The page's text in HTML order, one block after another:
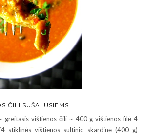
ČILI SUŠALUSIEMS
greitasis vištienos čili ~ 400 g vištienos filė 4
stiklinės vištienos sultinio skardinė (400 g)